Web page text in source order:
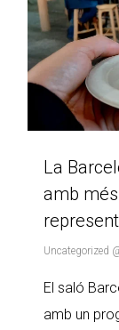
La
amb
Uncategorized
El saló
amb un